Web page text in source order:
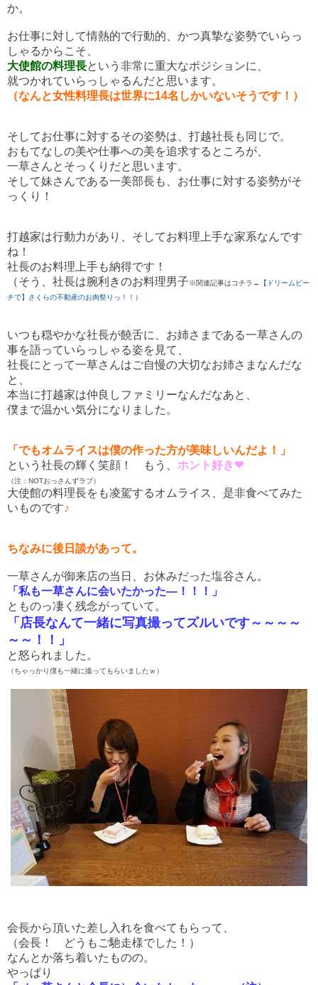
か。
お仕事に対して情熱的で行動的、かつ真摯な姿勢でいらっ
しゃるからこそ、
大使館の料理長という非常に重大なポジションに、
就つかれていらっしゃるんだと思います。
（なんと女性料理長は世界に14名しかいないそうです！）
そしてお仕事に対するその姿勢は、打越社長も同じで。
おもてなしの美や仕事への美を追求するところが、
一草さんとそっくりだと思います。
そして妹さんである一美部長も、お仕事に対する姿勢がそ
っくり！
打越家は行動力があり、そしてお料理上手な家系なんです
ね！
社長のお料理上手も納得です！
（そう、社長は腕利きのお料理男子※関連記事はコチラ→
【ドリームビー
チで】さくらの不動産のお肉祭りっ！！）
いつも穏やかな社長が饒舌に、お姉さまである一草さんの
事を語っていらっしゃる姿を見て、
社長にとって一草さんはご自慢の大切なお姉さまなんだな
と、
本当に打越家は仲良しファミリーなんだなあと、
僕まで温かい気分になりました。
「でもオムライスは僕の作った方が美味しいんだよ！」
という社長の輝く笑顔！ もう、 ホント好き❤
（注：NOTおっさんずラブ）
大使館の料理長をも凌駕するオムライス、是非食べてみた
いものです♪
ちなみに後日談があって。
一草さんが御来店の当日、お休みだった塩谷さん。
「私も一草さんに会いたかった―！！！」
とものっ凄く残念がっていて。
「店長なんて一緒に写真撮ってズルいです～～～～
～～！！」
と怒られました。
（ちゃっかり僕も一緒に撮ってもらいましたｗ）
会長から頂いた差し入れを食べてもらって、
（会長！ どうもご馳走様でした！）
なんとか落ち着いたものの。
やっぱり